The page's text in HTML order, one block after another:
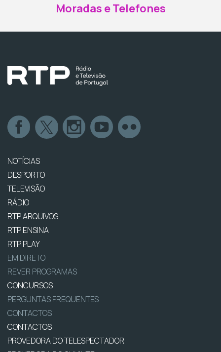
Moradas e Telefones
NOTÍCIAS
DESPORTO
TELEVISÃO
RÁDIO
RTP ARQUIVOS
RTP ENSINA
RTP PLAY
EM DIRETO
REVER PROGRAMAS
CONCURSOS
PERGUNTAS FREQUENTES
CONTACTOS
CONTACTOS
PROVEDORA DO TELESPECTADOR